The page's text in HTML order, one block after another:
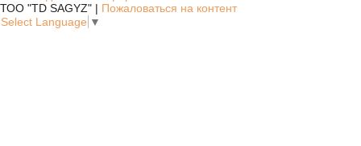
ТОО "TD SAGYZ" | Пожаловаться на контент
Select Language ▼